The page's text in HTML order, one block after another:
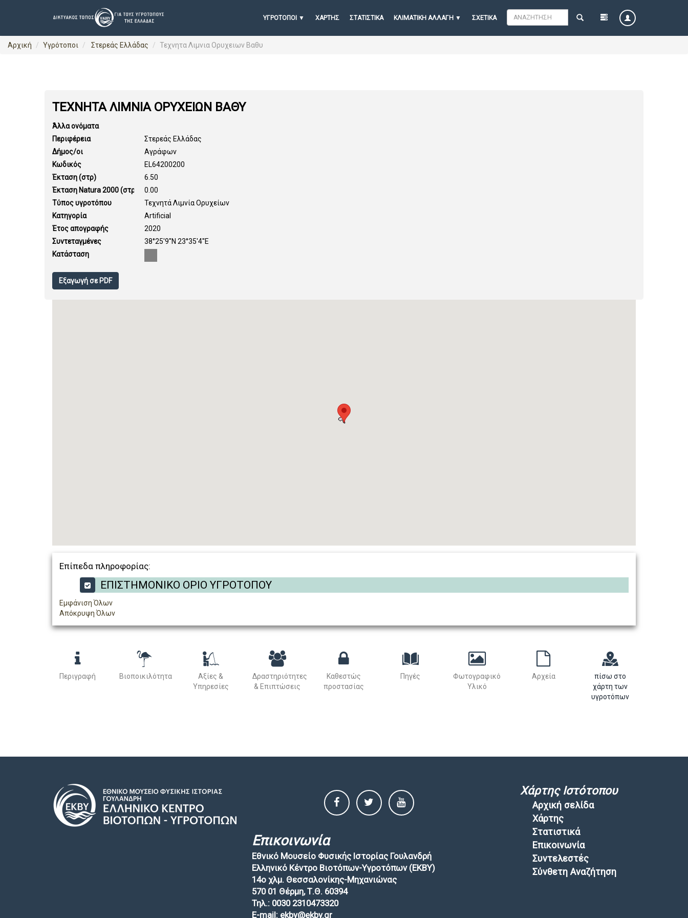
ΥΓΡΟΤΟΠΟΙ ΧΆΡΤΗΣ ΣΤΑΤΙΣΤΙΚΆ ΚΛΙΜΑΤΙΚΗ ΑΛΛΑΓΗ ΣΧΕΤΙΚΆ
Αρχική Υγρότοποι Στερεάς Ελλάδας Τεχνητα Λιμνια Ορυχειων Βαθυ
ΤΕΧΝΗΤΑ ΛΙΜΝΙΑ ΟΡΥΧΕΙΩΝ ΒΑΘΥ
Άλλα ονόματα
Περιφέρεια
Στερεάς Ελλάδας
Δήμος/οι
Αγράφων
Κωδικός
EL64200200
Έκταση (στρ)
6.50
Έκταση Natura 2000 (στρ)
0.00
Τύπος υγροτόπου
Τεχνητά Λιμνία Ορυχείων
Κατηγορία
Artificial
Έτος απογραφής
2020
Συντεταγμένες
38°25'9''N 23°35'4''E
Κατάσταση
Εξαγωγή σε PDF
Επίπεδα πληροφορίας:
ΕΠΙΣΤΗΜΟΝΙΚΟ ΟΡΙΟ ΥΓΡΟΤΟΠΟΥ
Εμφάνιση Όλων
Απόκρυψη Όλων
Περιγραφή Βιοποικιλότητα
Αξίες &
Υπηρεσίες
Δραστηριότητες
& Επιπτώσεις
Καθεστώς
προστασίας
Πηγές
Φωτογραφικό
Υλικό
Αρχεία
πίσω στο
χάρτη των
υγροτόπων
Επικοινωνία
Εθνικό Μουσείο Φυσικής Ιστορίας Γουλανδρή
Ελληνικό Κέντρο Βιοτόπων-Υγροτόπων (EKBY)
14ο χλμ. Θεσσαλονίκης-Μηχανιώνας
570 01 Θέρμη, Τ.Θ. 60394
Τηλ.: 0030 2310473320
E-mail: ekby@ekby.gr
Χάρτης Ιστότοπου
Αρχική σελίδα
Χάρτης
Στατιστικά
Επικοινωνία
Συντελεστές
Σύνθετη Αναζήτηση